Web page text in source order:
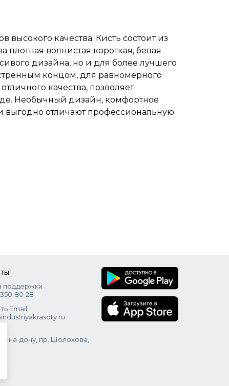
качества. Кисть состоит из
волнистая короткая, белая
дизайна, но и для более лучшего
концом, для равномерного
качества, позволяет
Необычный дизайн, комфортное
выгодно отличают профессиональную
поддержки
Email
на-дону, пр. Шолохова,